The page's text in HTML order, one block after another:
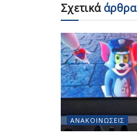
Σχετικάάρθρα
ΑΝΑΚΟΙΝΏΣΕΙΣ